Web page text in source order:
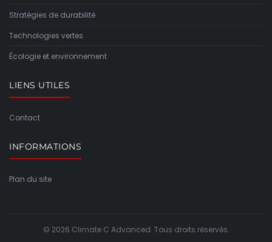
Stratégies de durabilité
Technologies vertes
Écologie et environnement
LIENS UTILES
Contact
INFORMATIONS
Plan du site
© 2026 Climate C Advanced. Tous droits réservés.